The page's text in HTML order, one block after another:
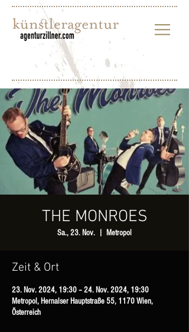
THE MONROES
Sa., 23. Nov. Metropol
Zeit & Ort
23. Nov. 2024, 19:30 – 24. Nov. 2024, 19:30
Metropol, Hernalser Hauptstraße 55, 1170 Wien,
Österreich